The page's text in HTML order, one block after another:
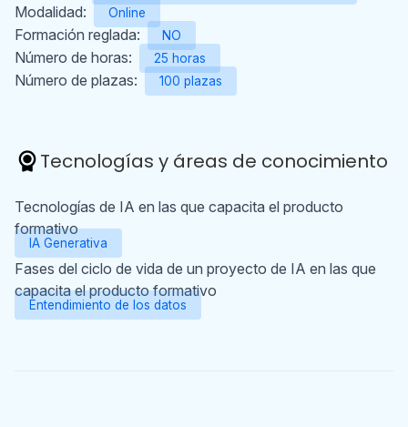
Modalidad: Online
Formación reglada: NO
Número de horas: 25 horas
Número de plazas: 100 plazas
Tecnologías y áreas de conocimiento
Tecnologías de IA en las que capacita el producto
formativo
IA Generativa
Fases del ciclo de vida de un proyecto de IA en las que
capacita el producto formativo
Entendimiento de los datos